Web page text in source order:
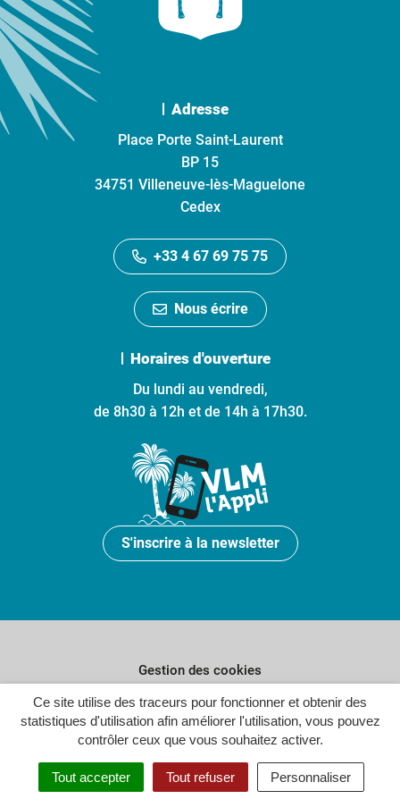
Ce site utilise des traceurs pour fonctionner et obtenir des
statistiques d'utilisation afin améliorer l'utilisation, vous pouvez
contrôler ceux que vous souhaitez activer.
Tout accepter Tout refuser Personnaliser
Adresse
Place Porte Saint-Laurent
BP 15
34751 Villeneuve-lès-Maguelone
Cedex
+33 4 67 69 75 75
Nous écrire
Horaires d'ouverture
Du lundi au vendredi,
de 8h30 à 12h et de 14h à 17h30.
S'inscrire à la newsletter
Gestion des cookies
Plan du site
Politique de confidentialité
Crédits